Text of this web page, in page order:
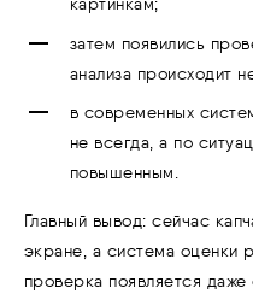
картинкам;
затем появились
анализа происходит
в современных
не всегда, а по
повышенным.
Главный вывод: сейчас
экране, а система оценки
проверка появляется